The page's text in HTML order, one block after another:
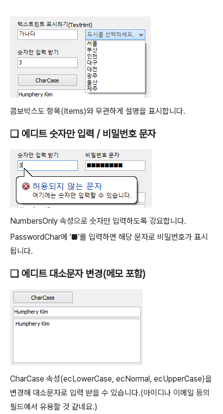
콤보박스도 항목(Items)와 무관하게 설명을 표시합니다.
❑ 에디트 숫자만 입력 / 비밀번호 문자
NumbersOnly 속성으로 숫자만 입력하도록 강요합니다.
PasswordChar에 '■'를 입력하면 해당 문자로 비밀번호가 표시
됩니다.
❑ 에디트 대소문자 변경(메모 포함)
CharCase 속성(ecLowerCase, ecNormal, ecUpperCase)을
변경해 대소문자로 입력 받을 수 있습니다.(아이디나 이메일 등의
필드에서 유용할 것 같네요.)